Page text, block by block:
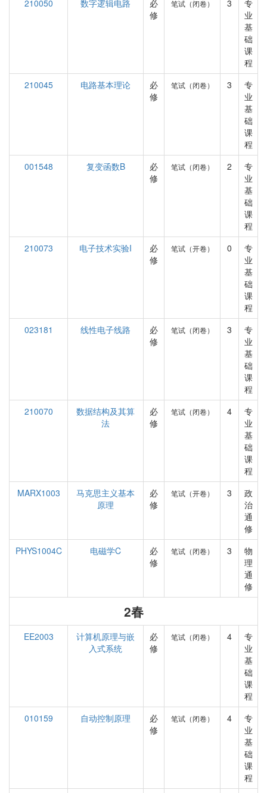
210050 数字逻辑电路
必
修
笔试（闭卷） 3
专
业
基
础
课
程
210045
电路基本理论
必
修
笔试（闭卷） 3
专
业
基
础
课
程
001548
复变函数B
必
修
笔试（闭卷） 2
专
业
基
础
课
程
210073
电子技术实验I
必
修
笔试（开卷） 0
专
业
基
础
课
程
023181
线性电子线路
必
修
笔试（闭卷） 3
专
业
基
础
课
程
210070
数据结构及其算
法
必
修
笔试（闭卷） 4
专
业
基
础
课
程
MARX1003
马克思主义基本
原理
必
修
笔试（开卷） 3
政
治
通
修
PHYS1004C
电磁学C
必
修
笔试（闭卷） 3
物
理
通
修
2春
EE2003
计算机原理与嵌
入式系统
必
修
笔试（闭卷） 4
专
业
基
础
课
程
010159
自动控制原理
必
修
笔试（闭卷） 4
专
业
基
础
课
程